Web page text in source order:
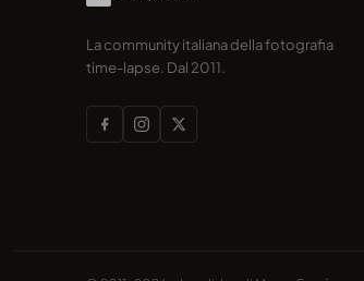
La community italiana della fotografia
time-lapse. Dal 2011.